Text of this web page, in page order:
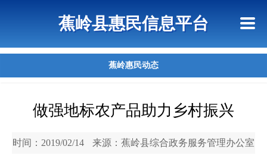
蕉岭县惠民信息平台
蕉岭惠民动态
做强地标农产品助力乡村振兴
时间：2019/02/14 来源：蕉岭县综合政务服务管理办公室